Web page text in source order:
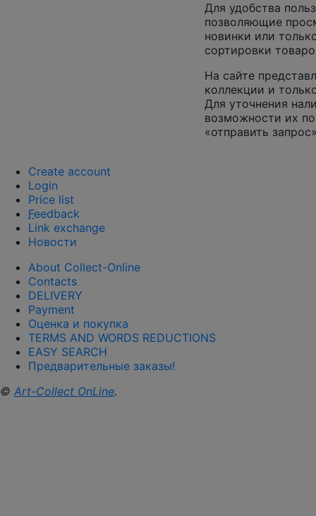
Для удобства
позволяющие
новинки или
сортировки
На сайте
коллекции и
Для уточнения
возможности их
«отправить
Create account
Login
Price list
Feedback
Link exchange
Новости
About Collect-Online
Contacts
DELIVERY
Payment
Оценка и покупка
TERMS AND WORDS REDUCTIONS
EASY SEARCH
Предварительные заказы!
© Art-Collect OnLine.